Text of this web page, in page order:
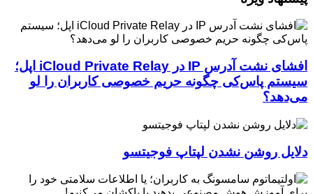
افشای نشت آدرس IP در iCloud Private Relay اپل؛
سیستم پاس‌کی چگونه حریم خصوصی کاربران را لو
می‌دهد؟
دلایل روشن نشدن لپتاپ فوجیتسو